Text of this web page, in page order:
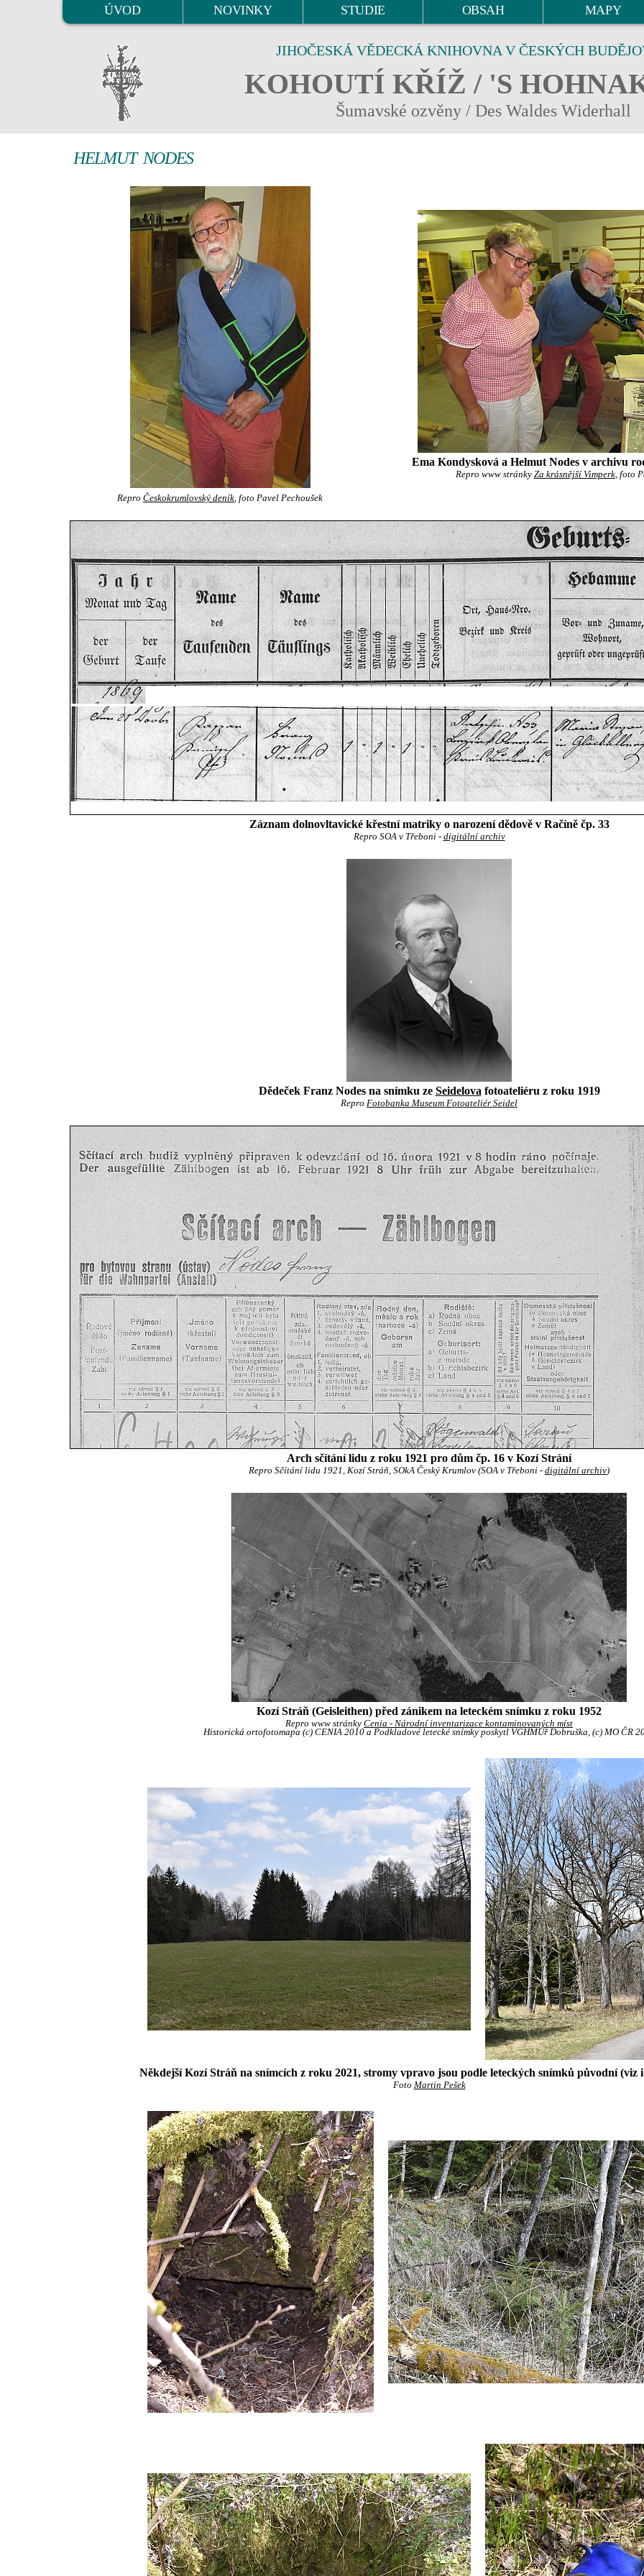
ÚVOD NOVINKY STUDIE OBSAH MAPY
JIHOČESKÁ VĚDECKÁ KNIHOVNA V ČESKÝCH
KOHOUTÍ KŘÍŽ / 'S
Šumavské ozvěny / Des Waldes Widerhall
HELMUT NODES
Repro Českokrumlovský deník, foto Pavel Pechoušek
Ema Kondysková a Helmut Nodes v archivu
Repro www stránky Za krásnější Vimperk, foto
Záznam dolnovltavické křestní matriky o narození dědově v Račíně čp. 33
Repro SOA v Třeboni - digitální archiv
Dědeček Franz Nodes na snímku ze Seidelova fotoateliéru z roku 1919
Repro Fotobanka Museum Fotoateliér Seidel
Arch sčítání lidu z roku 1921 pro dům čp. 16 v Kozí Strání
Repro Sčítání lidu 1921, Kozí Stráň, SOkA Český Krumlov (SOA v Třeboni - digitální archiv)
Kozí Stráň (Geisleithen) před zánikem na leteckém snímku z roku 1952
Repro www stránky Cenia - Národní inventarizace kontaminovaných míst
Historická ortofotomapa (c) CENIA 2010 a Podkladové letecké snímky poskytl VGHMÚř Dobruška, (c) MO ČR
Někdejší Kozí Stráň na snímcích z roku 2021, stromy vpravo jsou podle leteckých snímků původní (viz
Foto Martin Pešek